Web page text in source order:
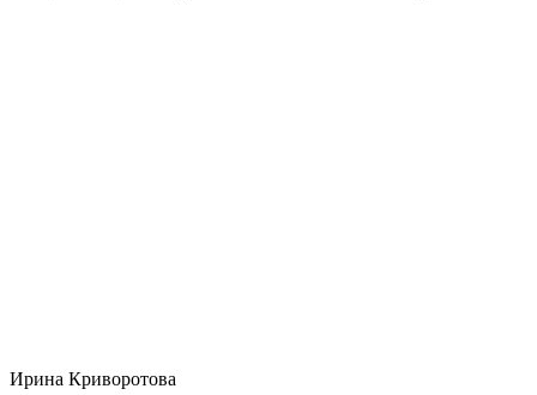
Ирина Криворотова